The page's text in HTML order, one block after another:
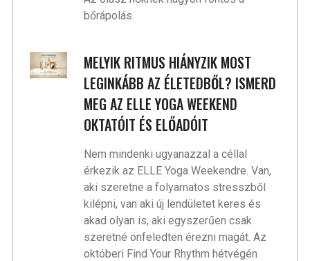
bőrápolás.
MELYIK RITMUS HIÁNYZIK MOST
LEGINKÁBB AZ ÉLETEDBŐL? ISMERD
MEG AZ ELLE YOGA WEEKEND
OKTATÓIT ÉS ELŐADÓIT
Nem mindenki ugyanazzal a céllal
érkezik az ELLE Yoga Weekendre. Van,
aki szeretne a folyamatos stresszből
kilépni, van aki új lendületet keres és
akad olyan is, aki egyszerűen csak
szeretné önfeledten érezni magát. Az
októberi Find Your Rhythm hétvégén